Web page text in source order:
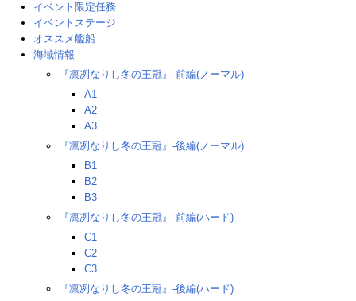
イベント限定任務
イベントステージ
オススメ艦船
海域情報
『凛冽なりし冬の王冠』-前編(ノーマル)
A1
A2
A3
『凛冽なりし冬の王冠』-後編(ノーマル)
B1
B2
B3
『凛冽なりし冬の王冠』-前編(ハード)
C1
C2
C3
『凛冽なりし冬の王冠』-後編(ハード)